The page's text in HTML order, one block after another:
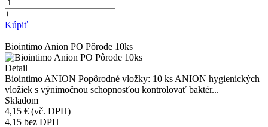
+
Kúpiť
Biointimo Anion PO Pôrode 10ks
Detail
Biointimo ANION Popôrodné vložky: 10 ks ANION hygienických
vložiek s výnimočnou schopnosťou kontrolovať baktér...
Skladom
4,15 € (vč. DPH)
4,15 bez DPH